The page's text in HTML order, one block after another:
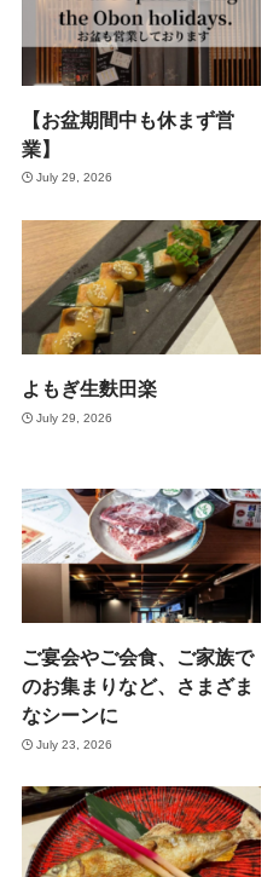
【お盆期間中も休まず営
業】
July 29, 2026
よもぎ生麩田楽
July 29, 2026
ご宴会やご会食、ご家族で
のお集まりなど、さまざま
なシーンに
July 23, 2026